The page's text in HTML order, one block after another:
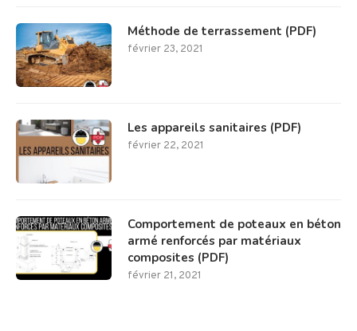
Méthode de terrassement (PDF)
février 23, 2021
Les appareils sanitaires (PDF)
février 22, 2021
Comportement de poteaux en béton
armé renforcés par matériaux
composites (PDF)
février 21, 2021